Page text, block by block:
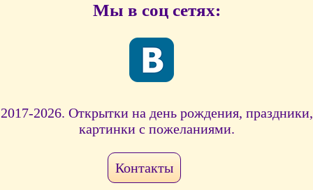
Мы в соц сетях:
2017-2026. Открытки на день рождения, праздники,
картинки с пожеланиями.
Контакты